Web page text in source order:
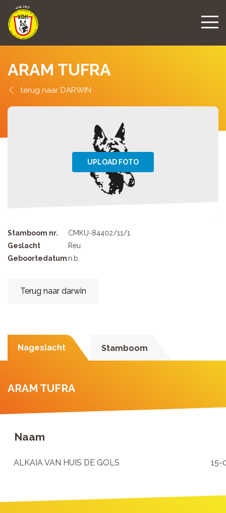
ARAM TUFRA
DARWIN
Stamboom nr.
CMKU-84402/11/1
Geslacht
Reu
Geboortedatum n.b.
Terug naar darwin
Nageslacht Stamboom
ARAM TUFRA
Naam
ALKAIA VAN HUIS DE GOLS 15-